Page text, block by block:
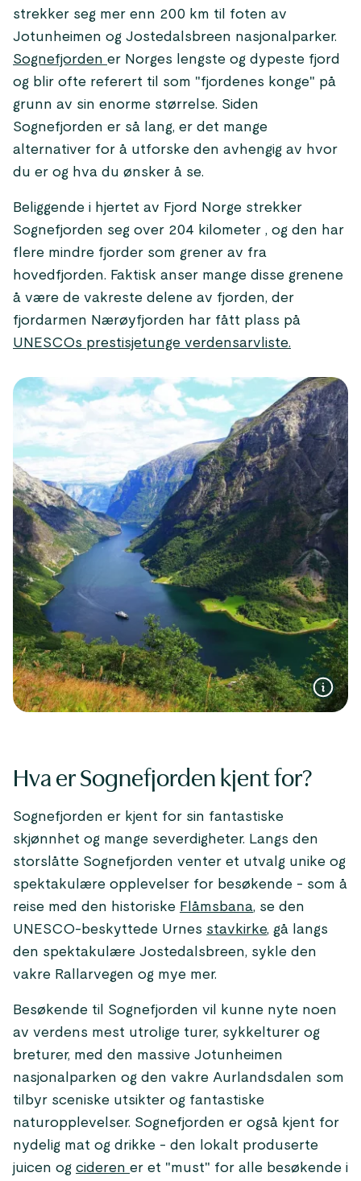
strekker seg mer enn 200 km til foten av
Jotunheimen og Jostedalsbreen nasjonalparker.
Sognefjorden er Norges lengste og dypeste fjord
og blir ofte referert til som "fjordenes konge" på
grunn av sin enorme størrelse. Siden
Sognefjorden er så lang, er det mange
alternativer for å utforske den avhengig av hvor
du er og hva du ønsker å se.
Beliggende i hjertet av Fjord Norge strekker
Sognefjorden seg over 204 kilometer , og den har
flere mindre fjorder som grener av fra
hovedfjorden. Faktisk anser mange disse grenene
å være de vakreste delene av fjorden, der
fjordarmen Nærøyfjorden har fått plass på
UNESCOs prestisjetunge verdensarvliste.
Hva er Sognefjorden kjent for?
Sognefjorden er kjent for sin fantastiske
skjønnhet og mange severdigheter. Langs den
storslåtte Sognefjorden venter et utvalg unike og
spektakulære opplevelser for besøkende - som å
reise med den historiske Flåmsbana, se den
UNESCO-beskyttede Urnes stavkirke, gå langs
den spektakulære Jostedalsbreen, sykle den
vakre Rallarvegen og mye mer.
Besøkende til Sognefjorden vil kunne nyte noen
av verdens mest utrolige turer, sykkelturer og
breturer, med den massive Jotunheimen
nasjonalparken og den vakre Aurlandsdalen som
tilbyr sceniske utsikter og fantastiske
naturopplevelser. Sognefjorden er også kjent for
nydelig mat og drikke - den lokalt produserte
juicen og cideren er et "must" for alle besøkende i